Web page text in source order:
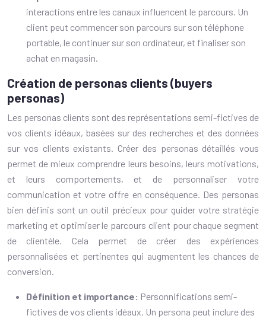
interactions entre les canaux influencent le parcours. Un
client peut commencer son parcours sur son téléphone
portable, le continuer sur son ordinateur, et finaliser son
achat en magasin.
Création de personas clients (buyers
personas)
Les personas clients sont des représentations semi-fictives de
vos clients idéaux, basées sur des recherches et des données
sur vos clients existants. Créer des personas détaillés vous
permet de mieux comprendre leurs besoins, leurs motivations,
et leurs comportements, et de personnaliser votre
communication et votre offre en conséquence. Des personas
bien définis sont un outil précieux pour guider votre stratégie
marketing et optimiser le parcours client pour chaque segment
de clientèle. Cela permet de créer des expériences
personnalisées et pertinentes qui augmentent les chances de
conversion.
Définition et importance: Personnifications semi-
fictives de vos clients idéaux. Un persona peut inclure des